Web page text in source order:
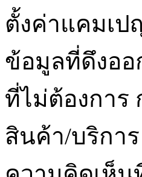
ตั้งค่าแคมเ
ข้อมูลที่ดึงออ
ที่ไม่ต้องกา
สินค้า/บริกา